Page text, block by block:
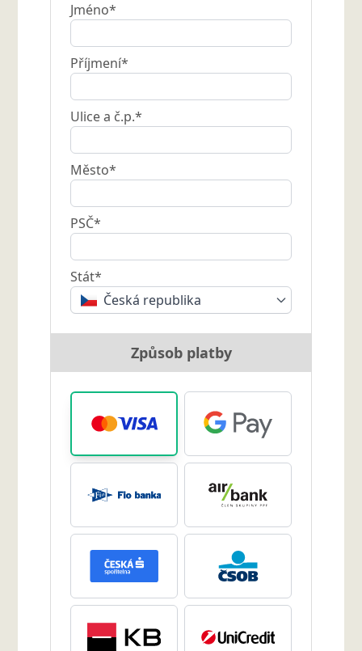
Jméno*
Příjmení*
Ulice a č.p.*
Město*
PSČ*
Stát*
Česká republika
Způsob platby